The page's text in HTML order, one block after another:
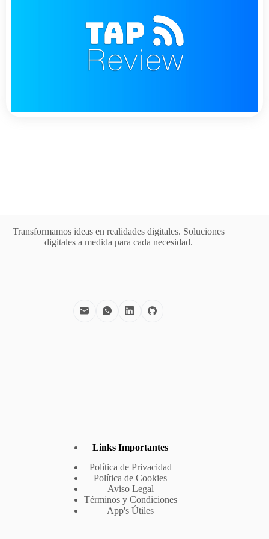
Transformamos ideas en realidades digitales. Soluciones
digitales a medida para cada necesidad.
Links Importantes
Política de Privacidad
Política de Cookies
Aviso Legal
Términos y Condiciones
App's Útiles